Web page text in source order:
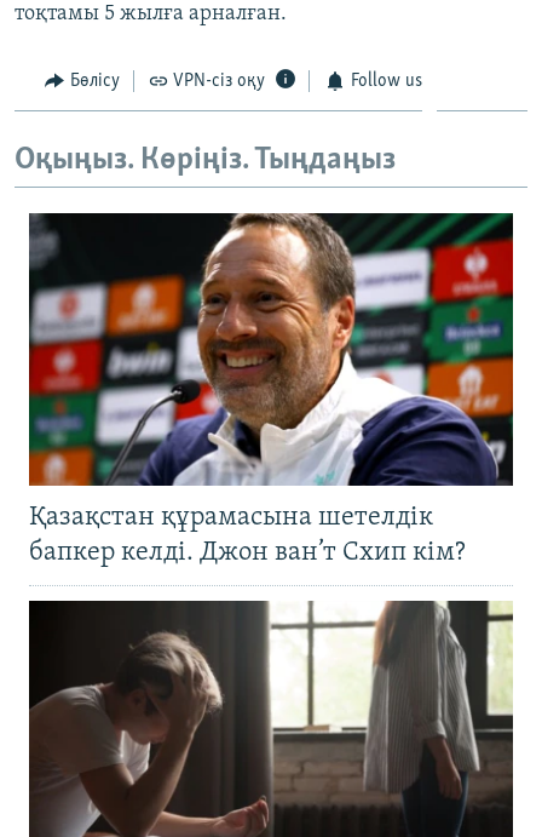
тоқтамы 5 жылға арналған.
Бөлісу VPN-сіз оқу Follow us
Оқыңыз. Көріңіз. Тыңдаңыз
Қазақстан құрамасына шетелдік
бапкер келді. Джон ван’т Схип кім?